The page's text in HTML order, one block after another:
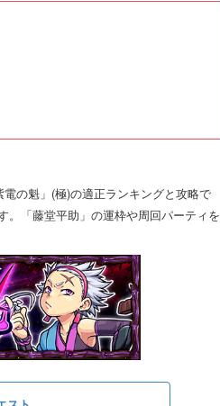
の魁」(極)の適正ランキングと攻略で
。「藤堂平助」の運枠や周回パーティを